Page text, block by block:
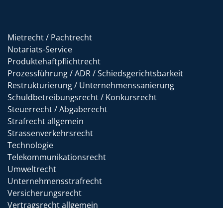
Mietrecht / Pachtrecht
Notariats-Service
Produktehaftpflichtrecht
Prozessführung / ADR / Schiedsgerichtsbarkeit
Restrukturierung / Unternehmenssanierung
Schuldbetreibungsrecht / Konkursrecht
Steuerrecht / Abgaberecht
Strafrecht allgemein
Strassenverkehrsrecht
Technologie
Telekommunikationsrecht
Umweltrecht
Unternehmensstrafrecht
Versicherungsrecht
Vertragsrecht allgemein